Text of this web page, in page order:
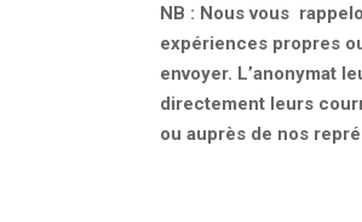
NB : Nous vous
expériences propres
envoyer. L’anonymat
directement leurs
ou auprès de nos